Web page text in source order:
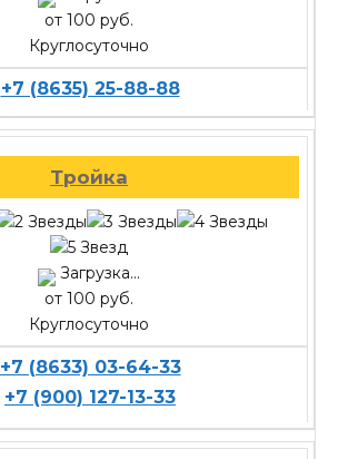
от 100 руб.
Круглосуточно
+7 (8635) 25-88-88
Тройка
Загрузка...
от 100 руб.
Круглосуточно
+7 (8633) 03-64-33
+7 (900) 127-13-33